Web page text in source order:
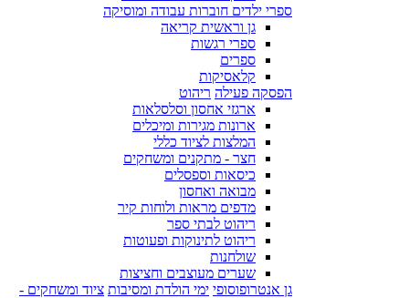
ספרי ילדים חוברות עבודה ומוסיקה
גן וראשית קריאה
ספרי רגשות
ספרים
קלאסיקות
הפסקה פעילה ריהוט
ארגזי אחסון וסלסלאות
ארונות מגירות ומיכלים
המלצות לציוד כללי
חצר - מתקנים ומשחקים
כיסאות וספסלים
מבואה ואחסון
מדפים מראות ולוחות קיר
ריהוט לבתי ספר
ריהוט לתינוקות ופעוטות
שולחנות
שערים מעוצבים וחציצות
גן אנטרופוסופי ימי הולדת ומסיבות ציוד ומשחקים -